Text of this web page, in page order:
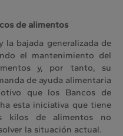
de alimentos
bajada generalizada de
el mantenimiento del
y, por tanto, su
de ayuda alimentaria
que los Bancos de
esta iniciativa que tiene
kilos de alimentos no
la situación actual.